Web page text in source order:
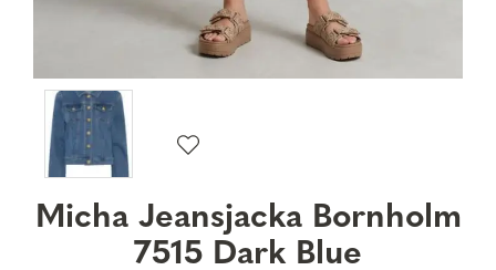
Micha Jeansjacka Bornholm
7515 Dark Blue